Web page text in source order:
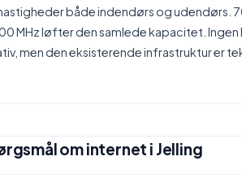
både indendørs og udendørs.
MHz løfter den samlede kapacitet. Ingen
men den eksisterende infrastruktur er
om internet i Jelling